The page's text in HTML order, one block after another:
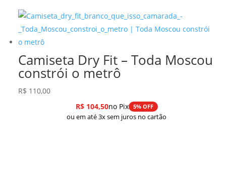
Camiseta Dry Fit – Toda Moscou
constrói o metrô
R$ 110,00
R$104,50no Pix 5% OFF
ou em até 3x sem juros no cartão